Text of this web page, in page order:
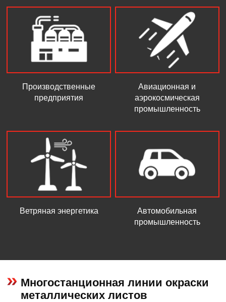
Производственные
предприятия
Авиационная и
аэрокосмическая
промышленность
Ветряная энергетика
Автомобильная
промышленность
Многостанционная линии окраски
металлических листов